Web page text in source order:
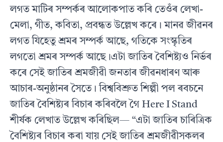
লগত মাটিৰ সম্পৰ্কৰ আলোকপাত কৰি তেওঁৰ লেখা-
মেলা, গীত, কবিতা, প্ৰবন্ধত উল্লেখ কৰে। মানৱ জীৱনৰ
লগত যিহেতু শ্ৰমৰ সম্পৰ্ক আছে, গতিকে সংস্কৃতিৰ
লগতো শ্ৰমৰ সম্পৰ্ক আছে।এটা জাতিৰ বৈশিষ্ট্যও নিৰ্ভৰ
কৰে সেই জাতিৰ শ্ৰমজীৱী জনতাৰ জীৱনধাৰণ আৰু
আচাৰ-অনুষ্ঠানৰ সৈতে। বিশ্ববিশ্ৰুত শিল্পী পল ৰবচনে
জাতিৰ বৈশিষ্ট্যৰ বিচাৰ কৰিবলৈ গৈ Here I Stand
শীৰ্ষক লেখাত উল্লেখ কৰিছিল— “এটা জাতিৰ চাৰিত্ৰিক
বৈশিষ্ট্যৰ বিচাৰ কৰা যায় সেই জাতিৰ শ্ৰমজীৱীসকলৰ